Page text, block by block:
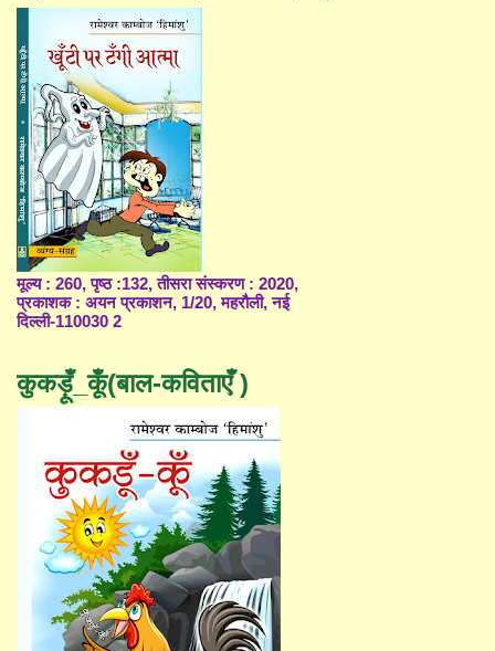
मूल्य : 260, पृष्ठ :132, तीसरा संस्करण : 2020,
प्रकाशक : अयन प्रकाशन, 1/20, महरौली, नई
दिल्ली-110030 2
कुकड़ूँ_कूँ(बाल-कविताएँ )